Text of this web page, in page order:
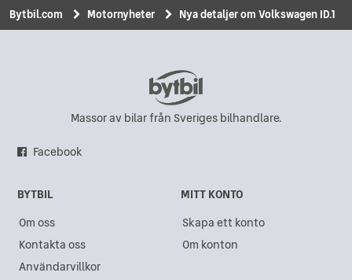
Bytbil.com Motornyheter Nya detaljer om Volkswagen ID.1
Massor av bilar från Sveriges bilhandlare.
Facebook
BYTBIL
Om oss
Kontakta oss
Användarvillkor
MITT KONTO
Skapa ett konto
Om konton